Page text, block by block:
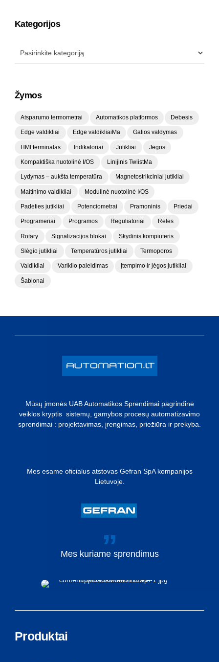
Kategorijos
Žymos
Atsparumo termometrai Automatikos platformos Debesis
Edge valdikliai Edge valdikliaiMa Galios valdymas
HMI terminalas Indikatoriai Jutikliai Jėgos
Kompaktiška nuotolinė I/OS Linijinis TwiistMa
Lydymas – aukšta temperatūra Magnetostrikciniai jutikliai
Maitinimo valdikliai Modulinė nuotolinė I/OS
Padėties jutikliai Potenciometrai Pramoninis Priedai
Programeriai Programos Reguliatoriai Relės
Rotary Signalizacijos blokai Skydinis kompiuteris
Slėgio jutikliai Temperatūros jutikliai Termoporos
Valdikliai Variklio paleidimas Įtempimo ir jėgos jutikliai
Šablonai
Mūsų įmonės UAB Automatikos Sprendimai pagrindinė
veiklos kryptis sistemų, gamybos procesų automatizavimo
sprendimai : projektavimas, įrengimas, priežiūra ir prekyba.
Mes esame oficialus atstovas Gefran SpA kompanijos
Lietuvoje.
Mes kuriame sprendimus
Produktai